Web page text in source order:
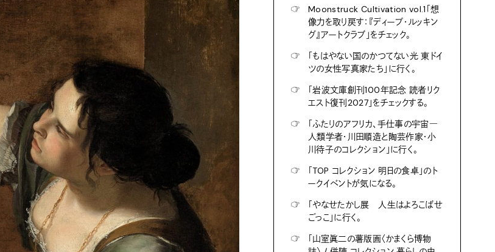
☞
Moonstruck Cultivation vol.1「想
像力を取り戻す：『ディープ・ルッキン
グ』アートクラブ」をチェック。
☞
「もはやない国のかつてない光 東ドイ
ツの女性写真家たち」に行く。
☞
「岩波文庫創刊100年記念 読者リク
エスト復刊2027」をチェックする。
☞
「ふたりのアフリカ、手仕事の宇宙―
人類学者・川田順造と陶芸作家・小
川待子のコレクション」に行く。
☞
「TOP コレクション 明日の食卓」のト
ークイベントが気になる。
☞
「やなせたかし展 人生はよろこばせ
ごっこ」に行く。
☞
「山室眞二の薯版画〈かまくら博物